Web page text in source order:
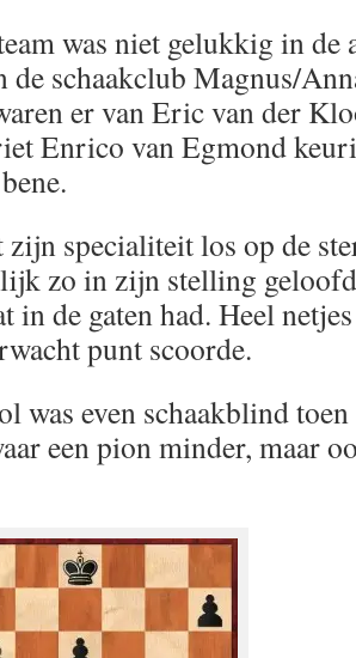
was niet gelukkig in de
de schaakclub Magnus/
er van Eric van der
Enrico van Egmond
specialiteit los op de
zo in zijn stelling
in de gaten had. Heel
punt scoorde.
was even schaakblind
een pion minder, maar